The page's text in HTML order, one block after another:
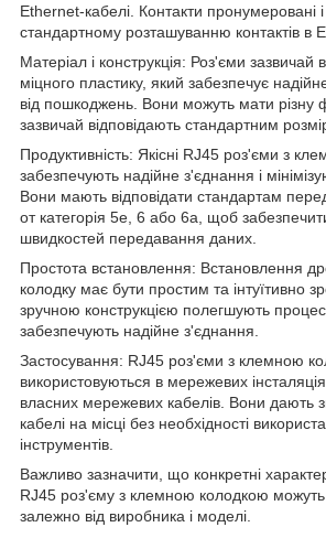
Ethernet-кабелі. Контакти пронумеровані і
стандартному розташуванню контактів в
Матеріал і конструкція: Роз'єми зазвичай
міцного пластику, який забезпечує
від пошкоджень. Вони можуть мати різну
зазвичай відповідають стандартним
Продуктивність: Якісні RJ45 роз'єми з
забезпечують надійне з'єднання і
Вони мають відповідати стандартам
от категорія 5e, 6 або 6a, щоб
швидкостей передавання даних.
Простота встановлення: Встановлення
колодку має бути простим та інтуїтивно
зручною конструкцією полегшують
забезпечують надійне з'єднання.
Застосування: RJ45 роз'єми з клемною
використовуються в мережевих
власних мережевих кабелів. Вони дають
кабелі на місці без необхідності
інструментів.
Важливо зазначити, що конкретні
RJ45 роз'єму з клемною колодкою можуть
залежно від виробника і моделі.